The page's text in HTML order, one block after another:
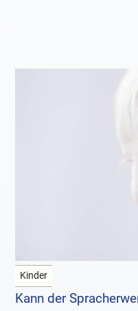
Kinder
Kann der